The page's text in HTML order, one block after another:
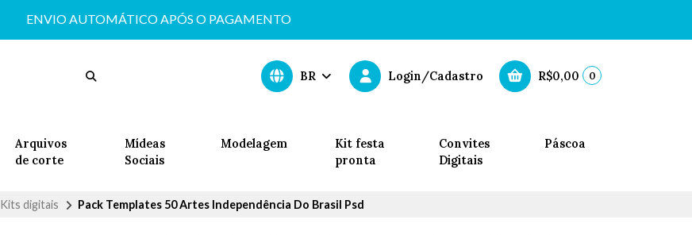
ENVIO AUTOMÁTICO APÓS O PAGAMENTO
BR Login/Cadastro R$0,00 0
Arquivos
de corte
Mídeas
Sociais
Modelagem
Kit festa
pronta
Convites
Digitais
Páscoa
Kits digitais Pack Templates 50 Artes Independência Do Brasil Psd